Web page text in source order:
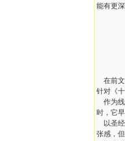
能有更
在前
针对《
作为
时，它
以圣
张感，